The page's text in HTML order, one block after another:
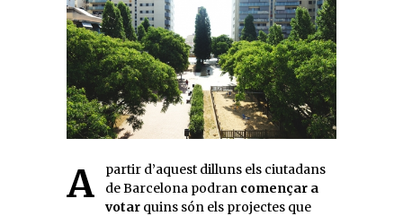
A partir d’aquest dilluns els ciutadans de Barcelona podran començar a
votar quins són els projectes que